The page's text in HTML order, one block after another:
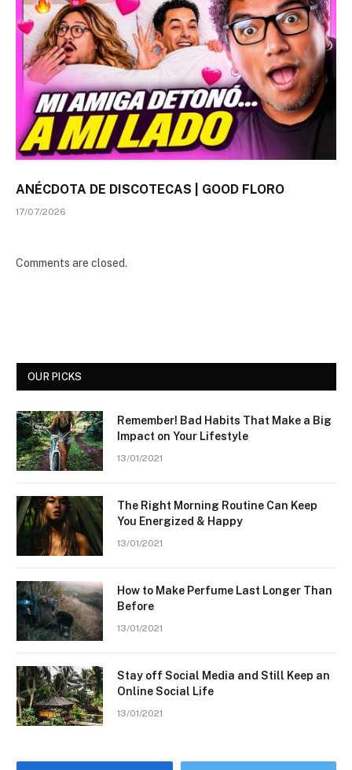
ANÉCDOTA DE DISCOTECAS | GOOD FLORO
17/07/2026
Comments are closed.
OUR PICKS
Remember! Bad Habits That Make a Big
Impact on Your Lifestyle
13/01/2021
The Right Morning Routine Can Keep
You Energized & Happy
13/01/2021
How to Make Perfume Last Longer Than
Before
13/01/2021
Stay off Social Media and Still Keep an
Online Social Life
13/01/2021